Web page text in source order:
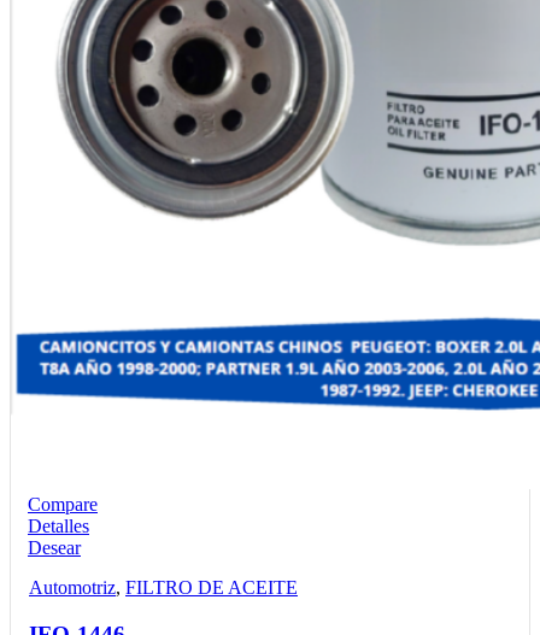
Compare
Detalles
Desear
Automotriz, FILTRO DE ACEITE